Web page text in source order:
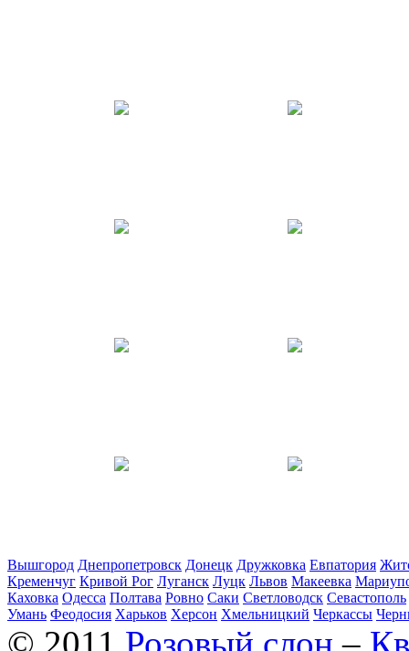
Вышгород Днепропетровск Донецк Дружковка Евпатория
Кременчуг Кривой Рог Луганск Луцк Львов Макеевка
Каховка Одесса Полтава Ровно Саки Светловодск Севастополь
Умань Феодосия Харьков Херсон Хмельницкий Черкассы
© 2011 Розовый слон –